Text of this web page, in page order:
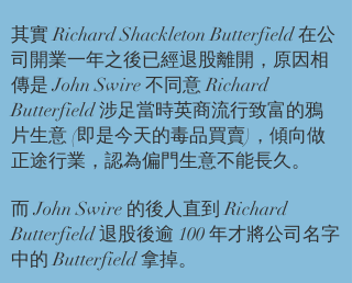
其實 Richard Shackleton Butterfield 在公
司開業一年之後已經退股離開，原因相
傳是 John Swire 不同意 Richard
Butterfield 涉足當時英商流行致富的鴉
片生意 (即是今天的毒品買賣)，傾向做
正途行業，認為偏門生意不能長久。
而 John Swire 的後人直到 Richard
Butterfield 退股後逾 100 年才將公司名字
中的 Butterfield 拿掉。